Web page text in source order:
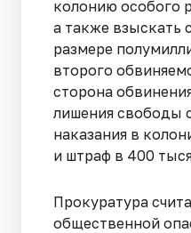
колонию особого
а также взыскать
размере
второго
сторона
лишения свободы
наказания в
и штраф в 400
Прокуратура
общественной